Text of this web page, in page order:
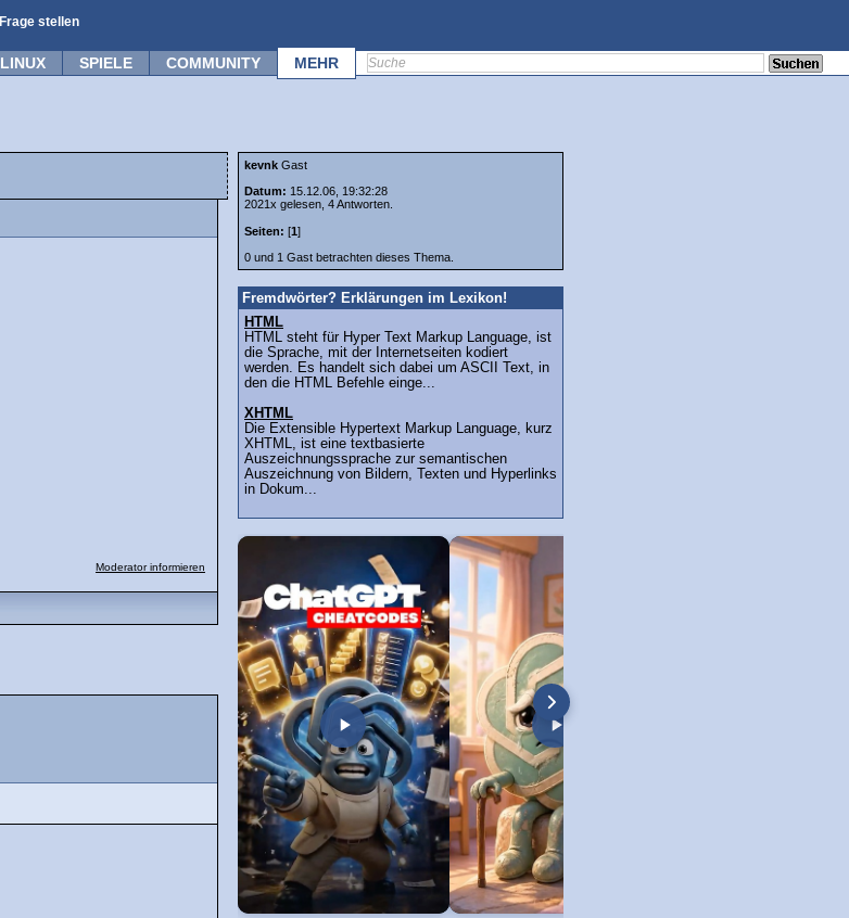
Frage stellen
LINUX SPIELE COMMUNITY MEHR
Moderator informieren
kevnk Gast
Datum: 15.12.06, 19:32:28
2021x gelesen, 4 Antworten.
Seiten: [1]
0 und 1 Gast betrachten dieses Thema.
Fremdwörter? Erklärungen im Lexikon!
HTML
HTML steht für Hyper Text Markup Language, ist
die Sprache, mit der Internetseiten kodiert
werden. Es handelt sich dabei um ASCII Text, in
den die HTML Befehle einge...
XHTML
Die Extensible Hypertext Markup Language, kurz
XHTML, ist eine textbasierte
Auszeichnungssprache zur semantischen
Auszeichnung von Bildern, Texten und Hyperlinks
in Dokum...